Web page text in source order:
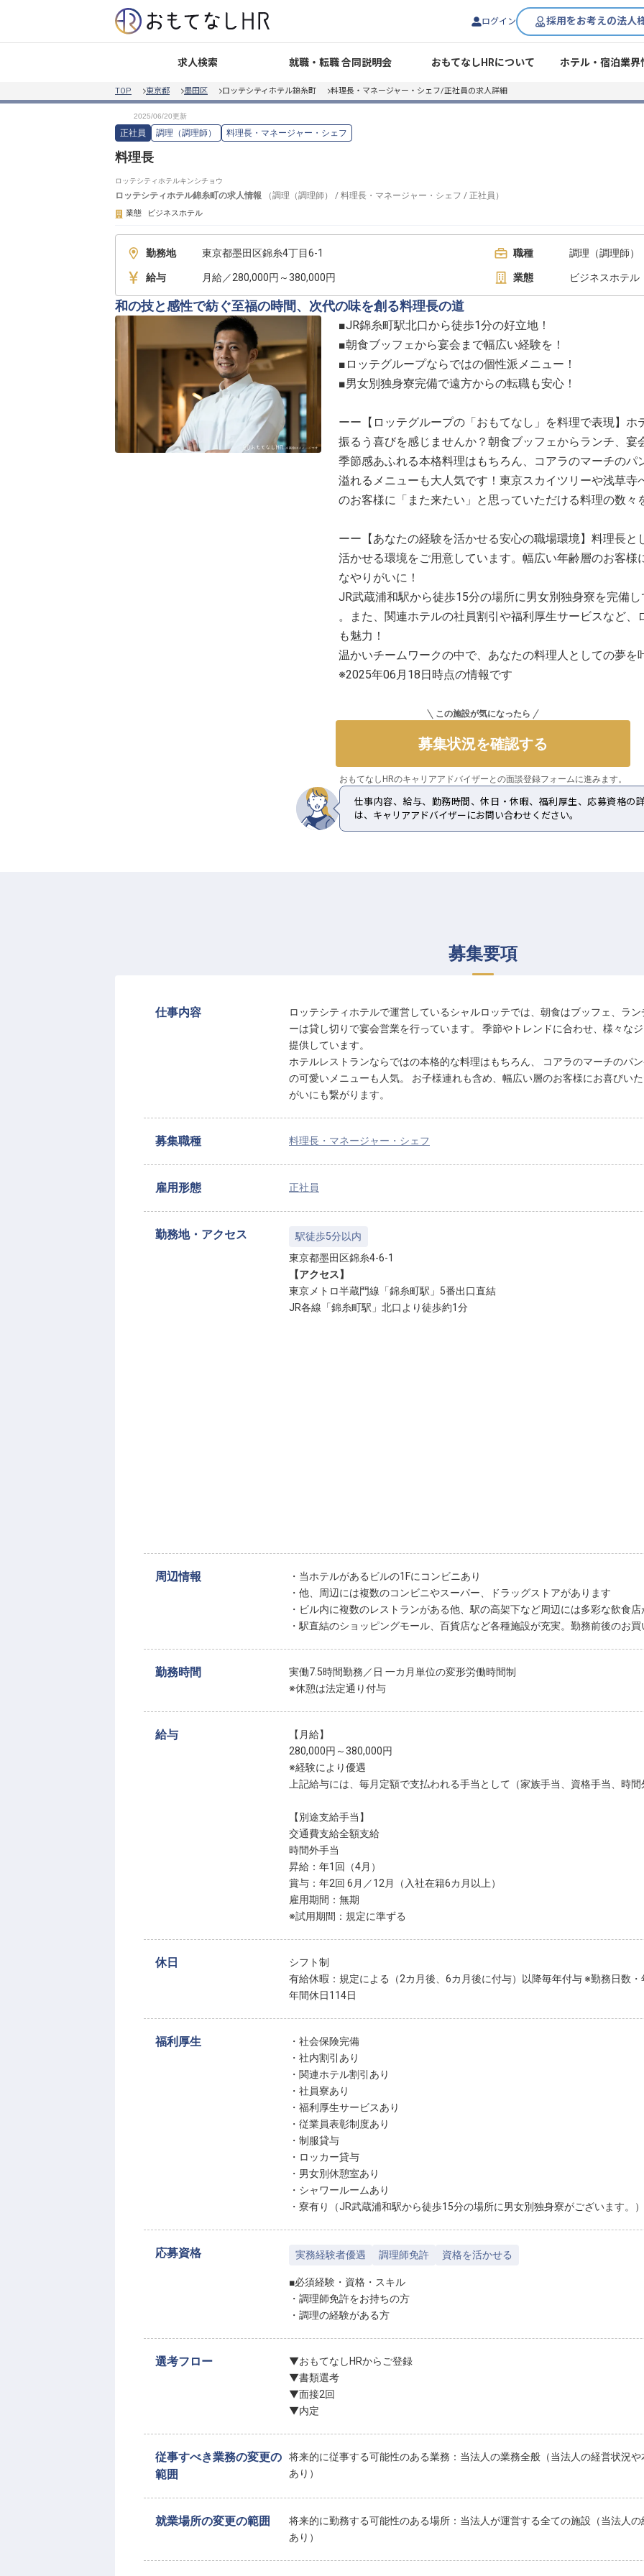
ログイン 採用をお考えの法人
求人検索 就職・転職 合同説明会 おもてなしHRについて ホテル・宿泊業界
TOP 東京都 墨田区 ロッテシティホテル錦糸町 料理長・マネージャー・シェフ/正社員の求人詳細
正社員 調理（調理師） 料理長・マネージャー・シェフ
料理長
ロッテシティホテルキンシチョウ
ロッテシティホテル錦糸町の求人情報 （調理（調理師） / 料理長・マネージャー・シェフ / 正社員 ）
業態 ビジネスホテル
勤務地 東京都墨田区錦糸4丁目6-1 職種 調理（調理師）
給与 月給／280,000円～380,000円 業態 ビジネスホテル
和の技と感性で紡ぐ至福の時間、次代の味を創る料理長の道
■JR錦糸町駅北口から徒歩1分の好立地！
■朝食ブッフェから宴会まで幅広い経験を！
■ロッテグループならではの個性派メニュー！
■男女別独身寮完備で遠方からの転職も安心！
ーー【ロッテグループの「おもてなし」を料理で表現】
振るう喜びを感じませんか？朝食ブッフェからランチ、宴
季節感あふれる本格料理はもちろん、コアラのマーチの
溢れるメニューも大人気です！東京スカイツリーや浅草
のお客様に「また来たい」と思っていただける料理の数々
ーー【あなたの経験を活かせる安心の職場環境】料理長
活かせる環境をご用意しています。幅広い年齢層のお客様
なやりがいに！
JR武蔵浦和駅から徒歩15分の場所に男女別独身寮を完備
。また、関連ホテルの社員割引や福利厚生サービスなど
も魅力！
温かいチームワークの中で、あなたの料理人としての夢を
※2025年06月18日時点の情報です
この施設が気になったら
募集状況を確認する
おもてなしHRのキャリアアドバイザーとの面談登録フォームに進みます。
仕事内容、給与、勤務時間、休日・休暇、福利厚生、応募資格の
は、キャリアアドバイザーにお問い合わせください。
募集要項
仕事内容
ロッテシティホテルで運営しているシャルロッテでは、朝食はブッフェ、ラ
ーは貸し切りで宴会営業を行っています。 季節やトレンドに合わせ、様々な
提供しています。
ホテルレストランならではの本格的な料理はもちろん、 コアラのマーチのパ
の可愛いメニューも人気。 お子様連れも含め、幅広い層のお客様にお喜びい
がいにも繋がります。
募集職種 料理長・マネージャー・シェフ
雇用形態 正社員
勤務地・アクセス
駅徒歩5分以内
東京都墨田区錦糸4-6-1
【アクセス】
東京メトロ半蔵門線「錦糸町駅」5番出口直結
JR各線「錦糸町駅」北口より徒歩約1分
周辺情報
・当ホテルがあるビルの1Fにコンビニあり
・他、周辺には複数のコンビニやスーパー、ドラッグストアがあります
・ビル内に複数のレストランがある他、駅の高架下など周辺には多彩な飲食
・駅直結のショッピングモール、百貨店など各種施設が充実。勤務前後のお
勤務時間
実働7.5時間勤務／日 一カ月単位の変形労働時間制
※休憩は法定通り付与
給与
【月給】
280,000円～380,000円
※経験により優遇
上記給与には、毎月定額で支払われる手当として（家族手当、資格手当、時
【別途支給手当】
交通費支給全額支給
時間外手当
昇給：年1回（4月）
賞与：年2回 6月／12月（入社在籍6カ月以上）
雇用期間：無期
※試用期間：規定に準ずる
休日
シフト制
有給休暇：規定による（2カ月後、6カ月後に付与）以降毎年付与 ※勤務日数
年間休日114日
福利厚生
・社会保険完備
・社内割引あり
・関連ホテル割引あり
・社員寮あり
・福利厚生サービスあり
・従業員表彰制度あり
・制服貸与
・ロッカー貸与
・男女別休憩室あり
・シャワールームあり
・寮有り（JR武蔵浦和駅から徒歩15分の場所に男女別独身寮がございます。）
応募資格 実務経験者優遇 調理師免許 資格を活かせる
■必須経験・資格・スキル
・調理師免許をお持ちの方
・調理の経験がある方
選考フロー
▼おもてなしHRからご登録
▼書類選考
▼面接2回
▼内定
従事すべき業務の変更の
範囲
将来的に従事する可能性のある業務：当法人の業務全般（当法人の経営状況
あり）
就業場所の変更の範囲
将来的に勤務する可能性のある場所：当法人が運営する全ての施設（当法人
あり）